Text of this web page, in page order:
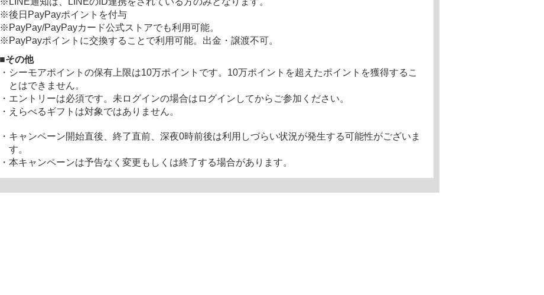
※後⽇PayPayポイントを付与
※PayPay/PayPayカード公式ストアでも利⽤可能。
※PayPayポイントに交換することで利用可能。出⾦・譲渡不可。
その他
・シーモアポイントの保有上限は10万ポイントです。10万ポイントを超えたポイントを獲得するこ
とはできません。
・エントリーは必須です。未ログインの場合はログインしてからご参加ください。
・えらべるギフトは対象ではありません。
・キャンペーン開始直後、終了直前、深夜0時前後は利用しづらい状況が発生する可能性がございま
す。
・本キャンペーンは予告なく変更もしくは終了する場合があります。